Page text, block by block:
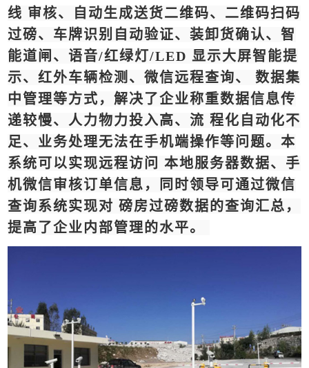
线 审核、自动生成送货二维码、二维码扫码
过磅、车牌识别自动验证、装卸货确认、智
能道闸、语音/红绿灯/LED 显示大屏智能提
示、红外车辆检测、微信远程查询、 数据集
中管理等方式，解决了企业称重数据信息传
递较慢、人力物力投入高、流 程化自动化不
足、业务处理无法在手机端操作等问题。本
系统可以实现远程访问 本地服务器数据、手
机微信审核订单信息，同时领导可通过微信
查询系统实现对 磅房过磅数据的查询汇总，
提高了企业内部管理的水平。